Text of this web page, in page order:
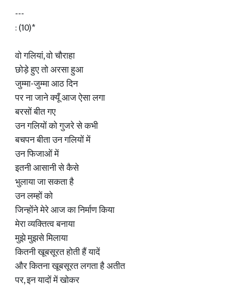
---
: (10)*
वो गलियां, वो चौराहा
छोड़े हुए तो अरसा हुआ
जुम्मा-जुम्मा आठ दिन
पर ना जाने क्यूँ आज ऐसा लगा
बरसों बीत गए
उन गलियों को गुजरे से कभी
बचपन बीता उन गलियों में
उन फिजाओं में
इतनी आसानी से कैसे
भुलाया जा सकता है
उन लम्हों को
जिन्होंने मेरे आज का निर्माण किया
मेरा व्यक्तित्व बनाया
मुझे मुझसे मिलाया
कितनी खूबसूरत होती हैं यादें
और कितना खूबसूरत लगता है अतीत
पर, इन यादों में खोकर